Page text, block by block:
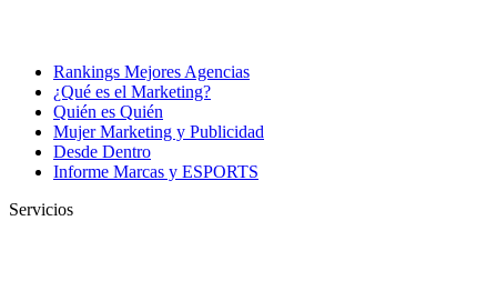
Rankings Mejores Agencias
¿Qué es el Marketing?
Quién es Quién
Mujer Marketing y Publicidad
Desde Dentro
Informe Marcas y ESPORTS
Servicios